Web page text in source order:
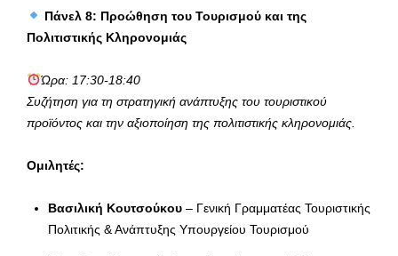
Πάνελ 8: Προώθηση του Τουρισμού και της
Πολιτιστικής Κληρονομιάς
Ώρα: 17:30-18:40
Συζήτηση για τη στρατηγική ανάπτυξης του τουριστικού
προϊόντος και την αξιοποίηση της πολιτιστικής κληρονομιάς.
Ομιλητές:
Βασιλική Κουτσούκου – Γενική Γραμματέας Τουριστικής
Πολιτικής & Ανάπτυξης Υπουργείου Τουρισμού